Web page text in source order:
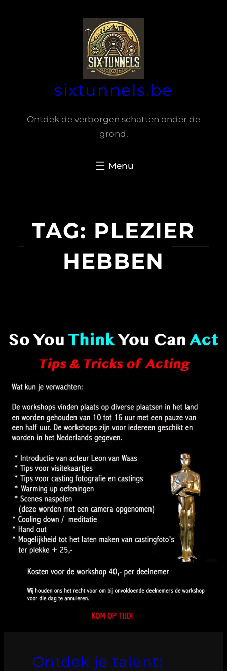
sixtunnels.be
Ontdek de verborgen schatten onder de
grond.
TAG: PLEZIER
HEBBEN
Ontdek je talent: